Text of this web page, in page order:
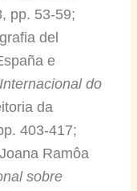
pp. 53-59;
del
e
do
da
403-417;
Ramôa
sobre